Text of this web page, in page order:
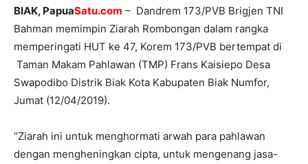
BIAK, PapuaSatu.com – Dandrem 173/PVB Brigjen TNI
Bahman memimpin Ziarah Rombongan dalam rangka
memperingati HUT ke 47, Korem 173/PVB bertempat di
Taman Makam Pahlawan (TMP) Frans Kaisiepo Desa
Swapodibo Distrik Biak Kota Kabupaten Biak Numfor,
Jumat (12/04/2019).
“Ziarah ini untuk menghormati arwah para pahlawan
dengan mengheningkan cipta, untuk mengenang jasa-